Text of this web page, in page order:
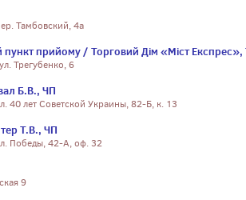
Тамбовский, 4а
пункт прийому / Торговий Дім «Міст
Трегубенко, 6
Б.В., ЧП
40 лет Советской Украины, 82-Б, к. 13
Т.В., ЧП
Победы, 42-А, оф. 32
9